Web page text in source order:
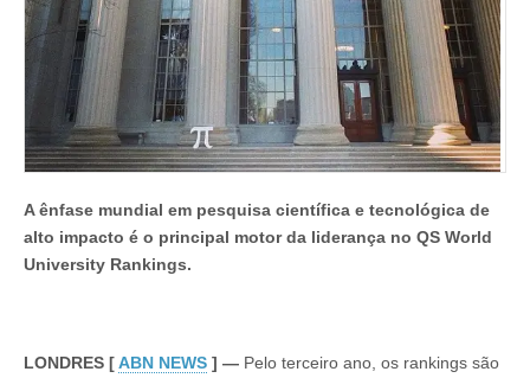
A ênfase mundial em pesquisa científica e tecnológica de
alto impacto é o principal motor da liderança no QS World
University Rankings.
LONDRES [ABN NEWS ] — Pelo terceiro ano, os rankings são